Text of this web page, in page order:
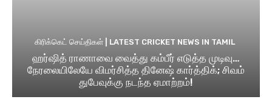
கிரிக்கெட் செய்திகள் | LATEST CRICKET NEWS IN TAMIL
ஹர்ஷித் ராணாவை வைத்து கம்பீர் எடுத்த முடிவு…
நேரலையிலேயே விமர்சித்த தினேஷ் கார்த்திக்; சிவம்
துபேவுக்கு நடந்த ஏமாற்றம்!